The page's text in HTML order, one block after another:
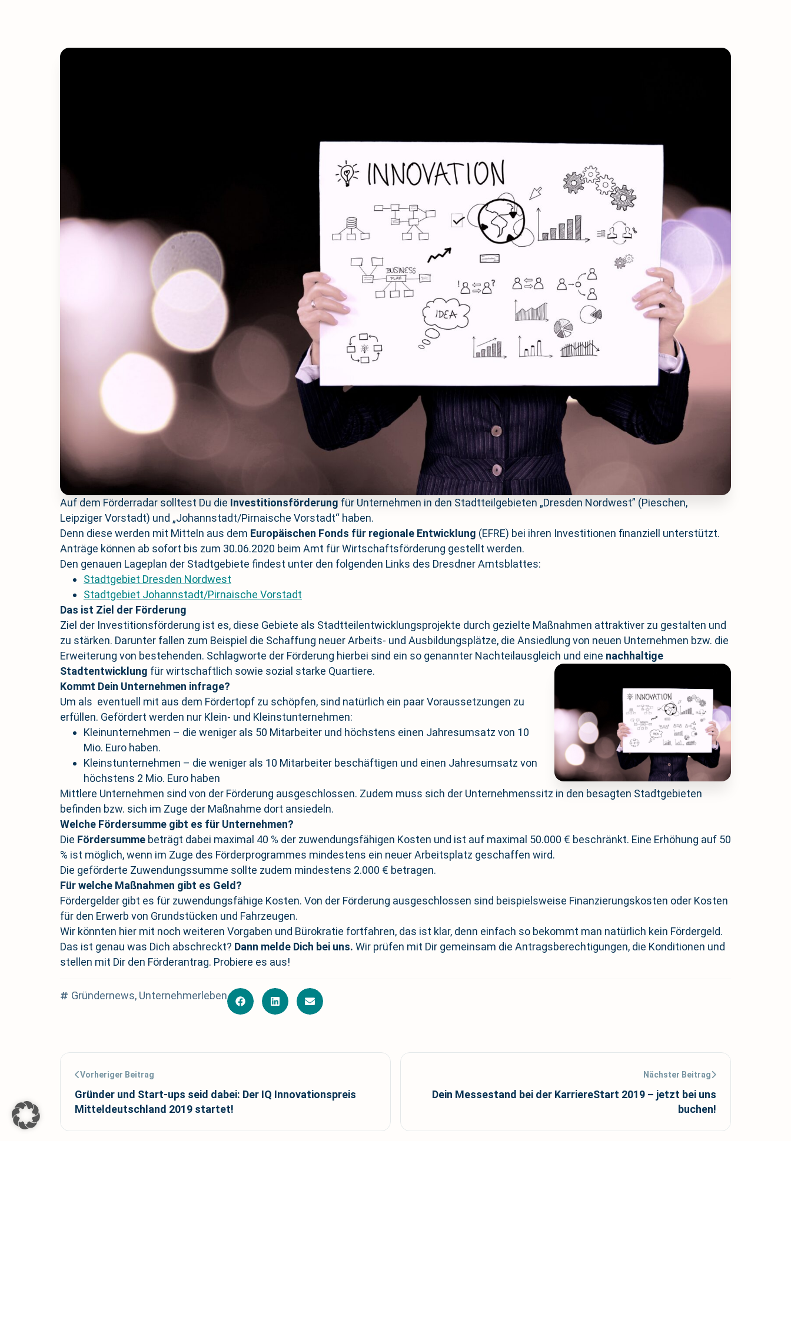
Auf dem Förderradar solltest Du die Investitionsförderung für Unternehmen in den Stadtteilgebieten „Dresden Nordwest” (Pieschen,
Leipziger Vorstadt) und „Johannstadt/Pirnaische Vorstadt“ haben.
Denn diese werden mit Mitteln aus dem Europäischen Fonds für regionale Entwicklung (EFRE) bei ihren Investitionen finanziell unterstützt.
Anträge können ab sofort bis zum 30.06.2020 beim Amt für Wirtschaftsförderung gestellt werden.
Den genauen Lageplan der Stadtgebiete findest unter den folgenden Links des Dresdner Amtsblattes:
Stadtgebiet Dresden Nordwest
Stadtgebiet Johannstadt/Pirnaische Vorstadt
Das ist Ziel der Förderung
Ziel der Investitionsförderung ist es, diese Gebiete als Stadtteilentwicklungsprojekte durch gezielte Maßnahmen attraktiver zu gestalten und
zu stärken. Darunter fallen zum Beispiel die Schaffung neuer Arbeits- und Ausbildungsplätze, die Ansiedlung von neuen Unternehmen bzw. die
Erweiterung von bestehenden. Schlagworte der Förderung hierbei sind ein so genannter Nachteilausgleich und eine nachhaltige
Stadtentwicklung für wirtschaftlich sowie sozial starke Quartiere.
Kommt Dein Unternehmen infrage?
Um als eventuell mit aus dem Fördertopf zu schöpfen, sind natürlich ein paar Voraussetzungen zu
erfüllen. Gefördert werden nur Klein- und Kleinstunternehmen:
Kleinunternehmen – die weniger als 50 Mitarbeiter und höchstens einen Jahresumsatz von 10
Mio. Euro haben.
Kleinstunternehmen – die weniger als 10 Mitarbeiter beschäftigen und einen Jahresumsatz von
höchstens 2 Mio. Euro haben
Mittlere Unternehmen sind von der Förderung ausgeschlossen. Zudem muss sich der Unternehmenssitz in den besagten Stadtgebieten
befinden bzw. sich im Zuge der Maßnahme dort ansiedeln.
Welche Fördersumme gibt es für Unternehmen?
Die Fördersumme beträgt dabei maximal 40 % der zuwendungsfähigen Kosten und ist auf maximal 50.000 € beschränkt. Eine Erhöhung auf 50
% ist möglich, wenn im Zuge des Förderprogrammes mindestens ein neuer Arbeitsplatz geschaffen wird.
Die geförderte Zuwendungssumme sollte zudem mindestens 2.000 € betragen.
Für welche Maßnahmen gibt es Geld?
Fördergelder gibt es für zuwendungsfähige Kosten. Von der Förderung ausgeschlossen sind beispielsweise Finanzierungskosten oder Kosten
für den Erwerb von Grundstücken und Fahrzeugen.
Wir könnten hier mit noch weiteren Vorgaben und Bürokratie fortfahren, das ist klar, denn einfach so bekommt man natürlich kein Fördergeld.
Das ist genau was Dich abschreckt? Dann melde Dich bei uns. Wir prüfen mit Dir gemeinsam die Antragsberechtigungen, die Konditionen und
stellen mit Dir den Förderantrag. Probiere es aus!
Gründernews, Unternehmerleben
Vorheriger Beitrag
Gründer und Start-ups seid dabei: Der IQ Innovationspreis
Mitteldeutschland 2019 startet!
Nächster Beitrag
Dein Messestand bei der KarriereStart 2019 – jetzt bei uns
buchen!